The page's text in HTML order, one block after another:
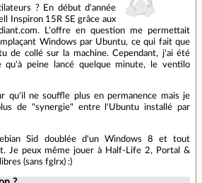
? En début d'année
Inspiron 15R SE grâce aux
L'offre en question me permettait
Windows par Ubuntu, ce qui fait que
de collé sur la machine. Cependant, j'ai été
qu'à peine lancé quelque minute, le ventilo
qu'il ne souffle plus en permanence mais je
de "synergie" entre l'Ubuntu installé par
Sid doublée d'un Windows 8 et tout
Je peux même jouer à Half-Life 2, Portal &
(sans fglrx) :)